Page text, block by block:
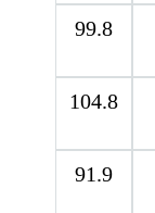
99.8
104.8
91.9